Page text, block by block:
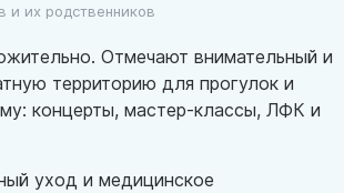
и их родственников
Отмечают внимательный и
территорию для прогулок и
концерты, мастер‑классы, ЛФК и
уход и медицинское